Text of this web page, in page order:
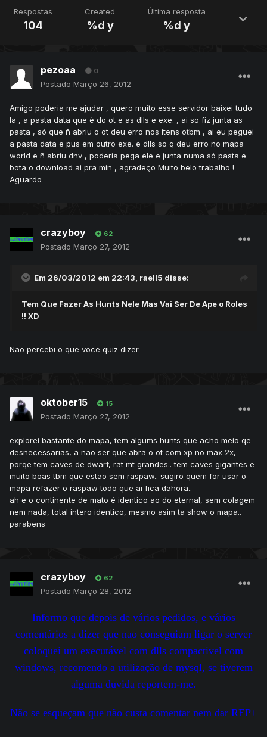
Respostas
104
Created
%d y
Última resposta
%d y
pezoaa 0
Postado Março 26, 2012
Amigo poderia me ajudar , quero muito esse servidor baixei tudo
la , a pasta data que é do ot e as dlls e exe. , ai so fiz junta as
pasta , só que ñ abriu o ot deu erro nos itens otbm , ai eu peguei
a pasta data e pus em outro exe. e dlls so q deu erro no mapa
world e ñ abriu dnv , poderia pega ele e junta numa só pasta e
bota o download ai pra min , agradeço Muito belo trabalho !
Aguardo
crazyboy 62
Postado Março 27, 2012
Em 26/03/2012 em 22:43, raell5 disse:
Tem Que Fazer As Hunts Nele Mas Vai Ser De Ape o Roles
!! XD
Não percebi o que voce quiz dizer.
oktober15 15
Postado Março 27, 2012
explorei bastante do mapa, tem algums hunts que acho meio qe
desnecessarias, a nao ser que abra o ot com xp no max 2x,
porqe tem caves de dwarf, rat mt grandes.. tem caves gigantes e
muito boas tbm que estao sem raspaw.. sugiro quem for usar o
mapa refazer o raspaw todo que ai fica dahora..
ah e o continente de mato é identico ao do eternal, sem colagem
nem nada, total intero identico, mesmo asim ta show o mapa..
parabens
crazyboy 62
Postado Março 28, 2012
Informo que depois de vários pedidos, e vários
comentários a dizer que nao conseguiam ligar o server
coloquei um executável com dlls compactivel com
windows, recomendo a utilização de mysql, se tiverem
alguma duvida reportem-me.
Não se esqueçam que não custa comentar nem dar REP+